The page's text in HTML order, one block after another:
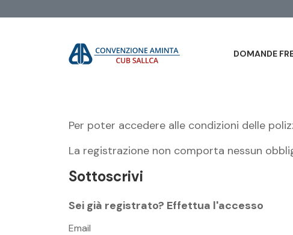
DOMANDE
Per poter accedere alle condizioni delle
La registrazione non comporta nessun
Sottoscrivi
Sei già registrato? Effettua l'accesso
Email